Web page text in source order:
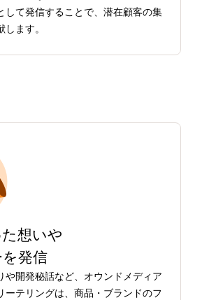
して発信することで、潜在顧客の集
します。
想いや
発信
や開発秘話など、オウンドメディア
ーテリングは、商品・ブランドのフ